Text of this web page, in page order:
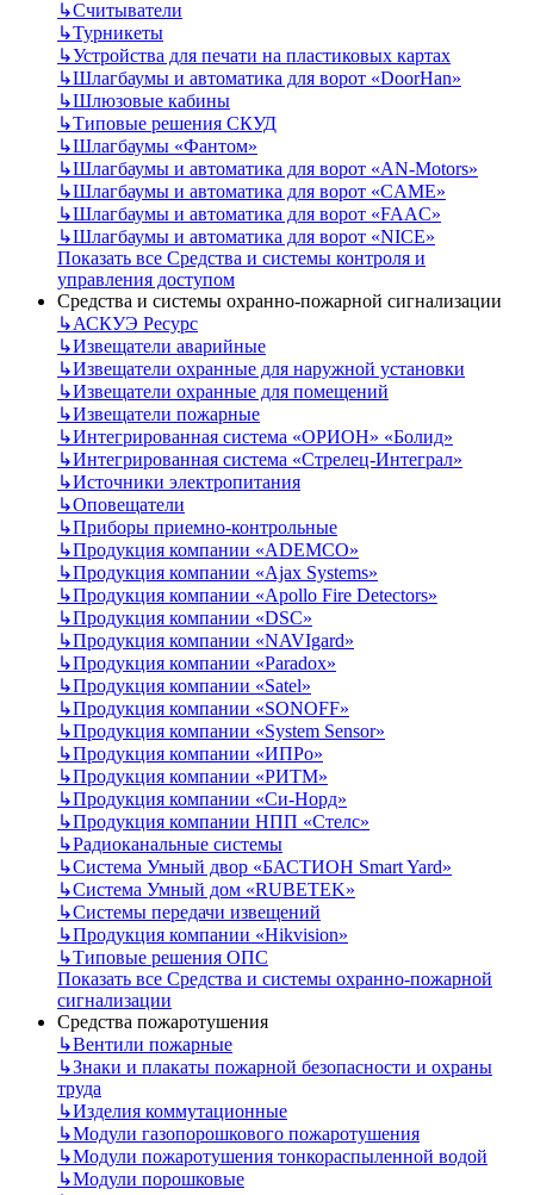
↳Считыватели
↳Турникеты
↳Устройства для печати на пластиковых картах
↳Шлагбаумы и автоматика для ворот «DoorHan»
↳Шлюзовые кабины
↳Типовые решения СКУД
↳Шлагбаумы «Фантом»
↳Шлагбаумы и автоматика для ворот «AN-Motors»
↳Шлагбаумы и автоматика для ворот «CAME»
↳Шлагбаумы и автоматика для ворот «FAAC»
↳Шлагбаумы и автоматика для ворот «NICE»
Показать все Средства и системы контроля и
управления доступом
Средства и системы охранно-пожарной сигнализации
↳АСКУЭ Ресурс
↳Извещатели аварийные
↳Извещатели охранные для наружной установки
↳Извещатели охранные для помещений
↳Извещатели пожарные
↳Интегрированная система «ОРИОН» «Болид»
↳Интегрированная система «Стрелец-Интеграл»
↳Источники электропитания
↳Оповещатели
↳Приборы приемно-контрольные
↳Продукция компании «ADEMCO»
↳Продукция компании «Ajax Systems»
↳Продукция компании «Apollo Fire Detectors»
↳Продукция компании «DSC»
↳Продукция компании «NAVIgard»
↳Продукция компании «Paradox»
↳Продукция компании «Satel»
↳Продукция компании «SONOFF»
↳Продукция компании «System Sensor»
↳Продукция компании «ИПРо»
↳Продукция компании «РИТМ»
↳Продукция компании «Си-Норд»
↳Продукция компании НПП «Стелс»
↳Радиоканальные системы
↳Система Умный двор «БАСТИОН Smart Yard»
↳Система Умный дом «RUBETEK»
↳Системы передачи извещений
↳Продукция компании «Hikvision»
↳Типовые решения ОПС
Показать все Средства и системы охранно-пожарной
сигнализации
Средства пожаротушения
↳Вентили пожарные
↳Знаки и плакаты пожарной безопасности и охраны
труда
↳Изделия коммутационные
↳Модули газопорошкового пожаротушения
↳Модули пожаротушения тонкораспыленной водой
↳Модули порошковые